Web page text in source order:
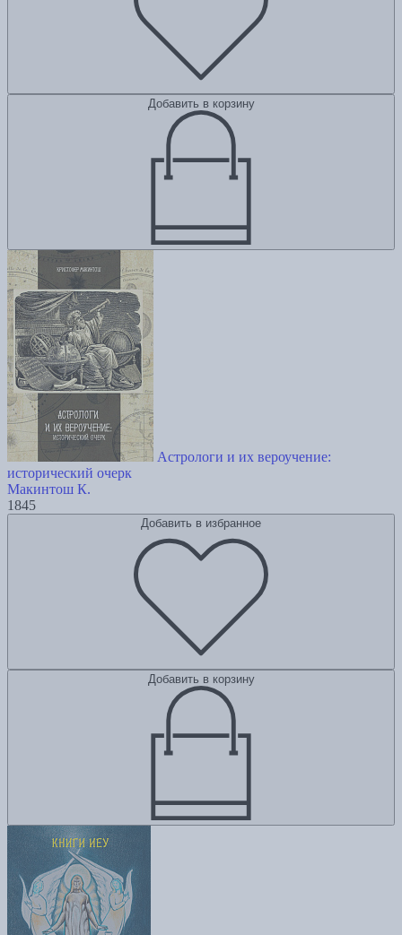
Добавить в корзину
Астрологи и их вероучение:
исторический очерк
Макинтош К.
1845
Добавить в избранное
Добавить в корзину